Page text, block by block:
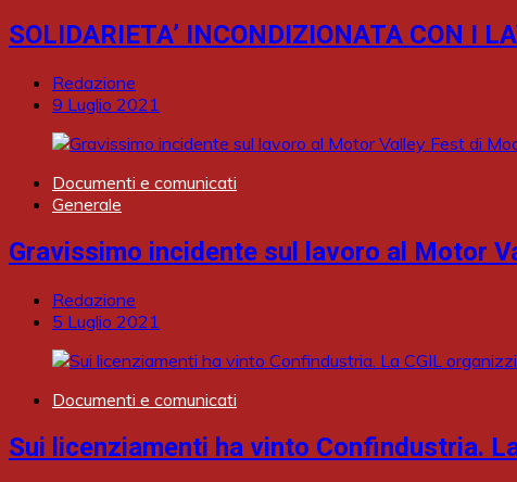
SOLIDARIETA’ INCONDIZIONATA CON I
Redazione
9 Luglio 2021
Documenti e comunicati
Generale
Gravissimo incidente sul lavoro al Motor
Redazione
5 Luglio 2021
Documenti e comunicati
Sui licenziamenti ha vinto Confindustria.